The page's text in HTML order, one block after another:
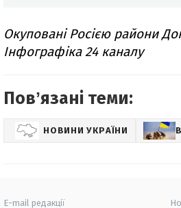
Окуповані Росією райони
Інфографіка 24 каналу
Повʼязані теми:
НОВИНИ УКРАЇНИ
E-mail редакції